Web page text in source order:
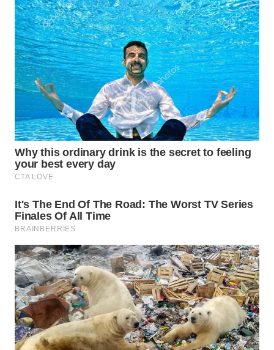
SOLO
WN
BOROBUDUR
WN
MADURA
WN
SURABAYA
WN
WN
BINTAN
WN
MANDALIKA
WN
LIKUPANG